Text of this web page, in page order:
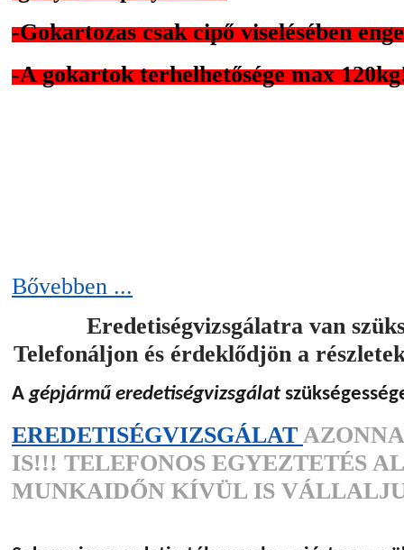
-Gokartozas csak cipő viselésében
-A gokartok terhelhetősége max
Bővebben ...
Eredetiségvizsgálatra van
Telefonáljon és érdeklődjön a
Agépjármű eredetiségvizsgálat
EREDETISÉGVIZSGÁLAT
IS!!! TELEFONOS EGYEZTETÉS
MUNKAIDŐN KÍVÜL IS